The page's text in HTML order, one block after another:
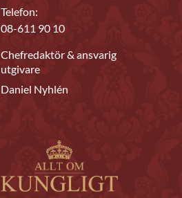
Telefon:
08-611 90 10
Chefredaktör & ansvarig
utgivare
Daniel Nyhlén